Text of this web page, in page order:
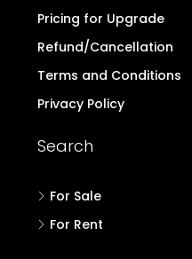
Pricing for Upgrade
Refund/Cancellation
Terms and Conditions
Privacy Policy
Search
For Sale
For Rent